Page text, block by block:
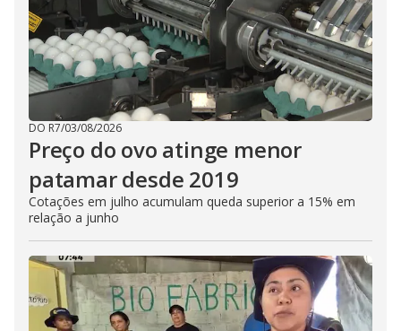
DO R7/03/08/2026
Preço do ovo atinge menor
patamar desde 2019
Cotações em julho acumulam queda superior a 15% em
relação a junho